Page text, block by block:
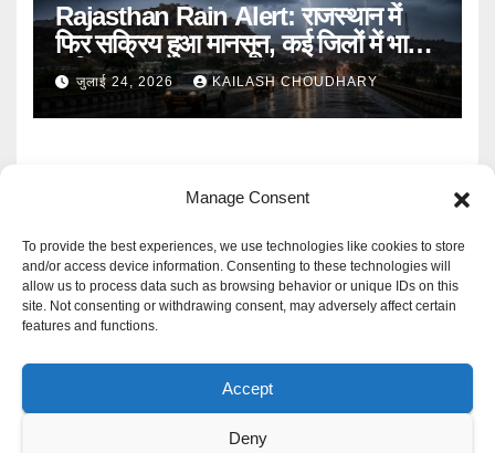
Manage Consent
To provide the best experiences, we use technologies like cookies to store
and/or access device information. Consenting to these technologies will
allow us to process data such as browsing behavior or unique IDs on this
site. Not consenting or withdrawing consent, may adversely affect certain
features and functions.
Accept
Deny
Rajasthan Rain Alert: राजस्थान में
फिर सक्रिय हुआ मानसून, कई जिलों में भारी
बारिश का Alert
जुलाई 24, 2026 KAILASH CHOUDHARY
Mangal Media News
हर खबर पर नजर